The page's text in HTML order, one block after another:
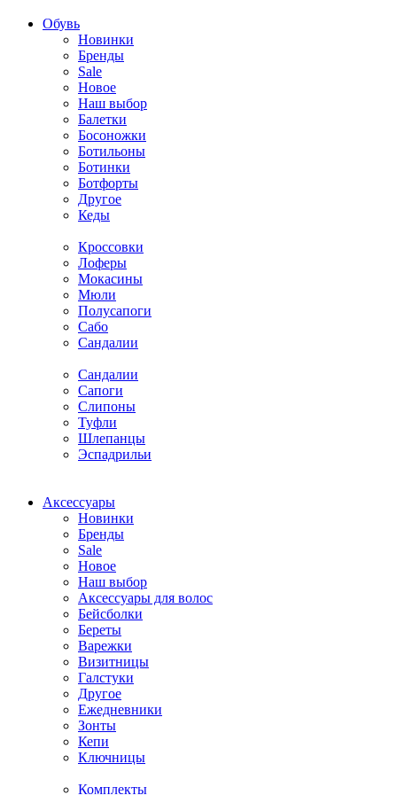
Обувь
Новинки
Бренды
Sale
Новое
Наш выбор
Балетки
Босоножки
Ботильоны
Ботинки
Ботфорты
Другое
Кеды
Кроссовки
Лоферы
Мокасины
Мюли
Полусапоги
Сабо
Сандалии
Сандалии
Сапоги
Слипоны
Туфли
Шлепанцы
Эспадрильи
Аксессуары
Новинки
Бренды
Sale
Новое
Наш выбор
Аксессуары для волос
Бейсболки
Береты
Варежки
Визитницы
Галстуки
Другое
Ежедневники
Зонты
Кепи
Ключницы
Комплекты